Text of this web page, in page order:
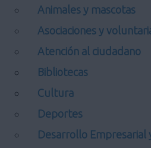
Animales y mascotas
Asociaciones y
Atención al ciudadano
Bibliotecas
Cultura
Deportes
Desarrollo Empresarial